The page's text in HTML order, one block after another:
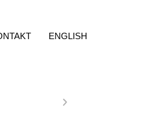
ENGLISH